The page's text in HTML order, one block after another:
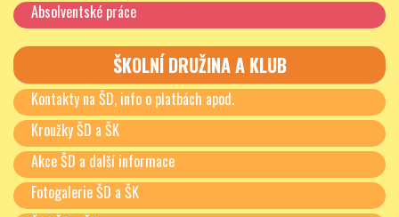
Absolventské práce
ŠKOLNÍ DRUŽINA A KLUB
Kontakty na ŠD, info o platbách apod.
Kroužky ŠD a ŠK
Akce ŠD a další informace
Fotogalerie ŠD a ŠK